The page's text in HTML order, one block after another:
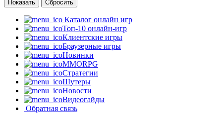
Каталог онлайн игр
Топ-10 онлайн-игр
Клиентские игры
Браузерные игры
Новинки
MMORPG
Стратегии
Шутеры
Новости
Видеогайды
Обратная связь